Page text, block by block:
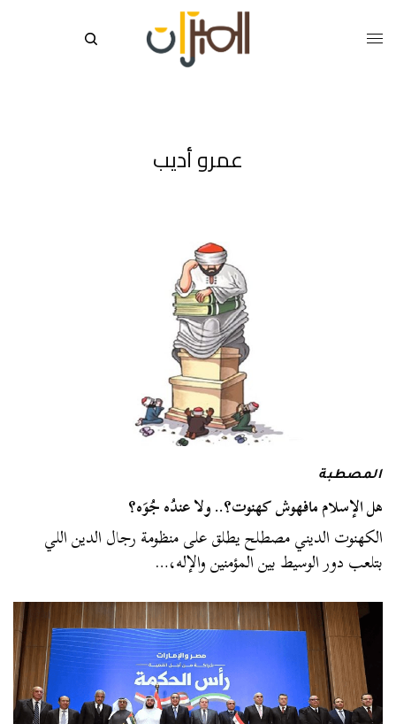
عمرو أديب
المصطبة
هل الإسلام مافهوش كهنوت؟.. ولا عندُه جُوَه؟
الكهنوت الديني مصطلح يطلق على منظومة رجال الدين اللي
بتلعب دور الوسيط بين المؤمنين والإله،…